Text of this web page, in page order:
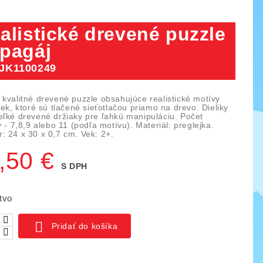
IO blocks, 1000 ks
KÓD:
drevené puzzle
kvalitné drevené puzzle obsahujúce realistické motívy
ktoré sú tlačené sieťotlačou priamo na drevo. Dieliky
drevené držiaky pre ľahkú manipuláciu. Počet
- 7,8,9 alebo 11 (podľa motívu). Materiál: preglejka.
24 x 30 x 0,7 cm. Vek: 2+.
€ S DPH
 Pridať do košíka